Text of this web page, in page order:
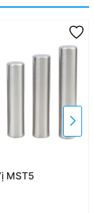
MST5